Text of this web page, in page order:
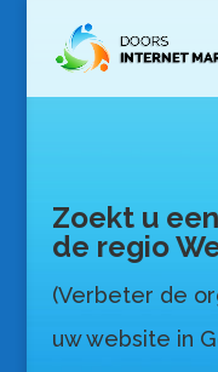
Zoekt u
de regio
(Verbeter de
uw website in